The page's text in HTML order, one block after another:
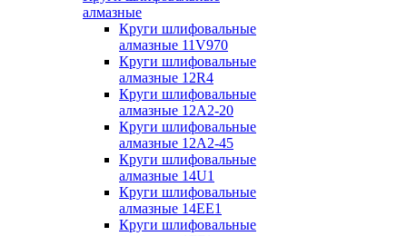
алмазные
Круги шлифовальные
алмазные 11V970
Круги шлифовальные
алмазные 12R4
Круги шлифовальные
алмазные 12А2-20
Круги шлифовальные
алмазные 12А2-45
Круги шлифовальные
алмазные 14U1
Круги шлифовальные
алмазные 14ЕЕ1
Круги шлифовальные